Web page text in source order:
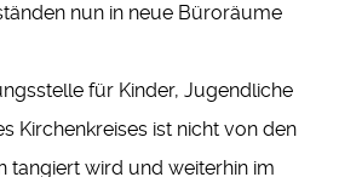
nun in neue Büroräume
für Kinder, Jugendliche
Kirchenkreises ist nicht von den
tangiert wird und weiterhin im